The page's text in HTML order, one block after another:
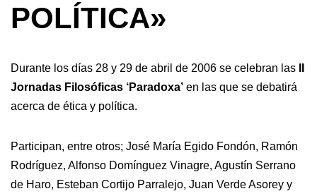
POLÍTICA»
Durante los días 28 y 29 de abril de 2006 se celebran las
Jornadas Filosóficas ‘Paradoxa’ en las que se debatirá
acerca de ética y política.
Participan, entre otros; José María Egido Fondón, Ramón
Rodríguez, Alfonso Domínguez Vinagre, Agustín Serrano
de Haro, Esteban Cortijo Parralejo, Juan Verde Asorey y